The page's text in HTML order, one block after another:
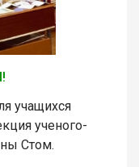
учащихся
ученого-
Стом.